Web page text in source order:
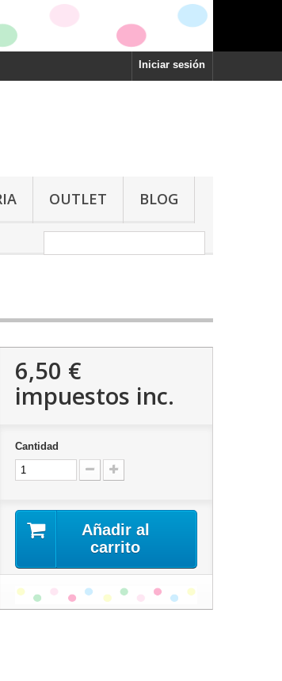
Iniciar sesión
OUTLET BLOG
6,50 €
impuestos inc.
Cantidad
Añadir al
carrito